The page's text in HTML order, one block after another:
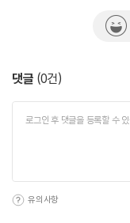
댓글 (0건)
유의사항